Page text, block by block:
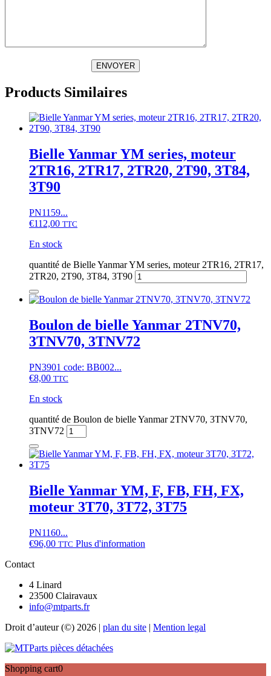
ENVOYER
Products Similaires
Bielle Yanmar YM series, moteur
2TR16, 2TR17, 2TR20, 2T90, 3T84,
3T90
PN1159...
€112,00 TTC
En stock
quantité de Bielle Yanmar YM series, moteur 2TR16, 2TR17,
2TR20, 2T90, 3T84, 3T90
Boulon de bielle Yanmar 2TNV70,
3TNV70, 3TNV72
PN3901 code: BB002...
€8,00 TTC
En stock
quantité de Boulon de bielle Yanmar 2TNV70, 3TNV70,
3TNV72
Bielle Yanmar YM, F, FB, FH, FX,
moteur 3T70, 3T72, 3T75
PN1160...
€96,00 TTC Plus d'information
Contact
4 Linard
23500 Clairavaux
info@mtparts.fr
Droit d’auteur (©) 2026 | plan du site | Mention legal
Shopping cart0